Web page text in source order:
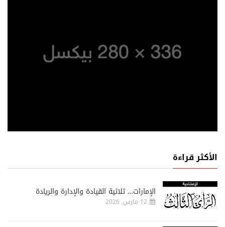
الأكثر قراءة
الإمارات… ثلاثية القيادة والإدارة والريادة
12 مارس, 2026